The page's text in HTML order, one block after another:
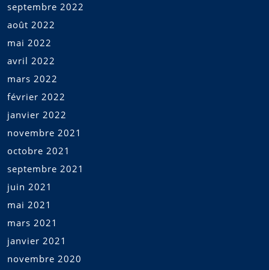
septembre 2022
août 2022
mai 2022
avril 2022
mars 2022
février 2022
janvier 2022
novembre 2021
octobre 2021
septembre 2021
juin 2021
mai 2021
mars 2021
janvier 2021
novembre 2020